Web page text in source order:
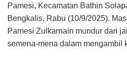
Pamesi, Kecamatan Bathin
Bengkalis, Rabu (10/9/2025).
Pamesi Zulkarnain mundur dari
semena-mena dalam mengambil